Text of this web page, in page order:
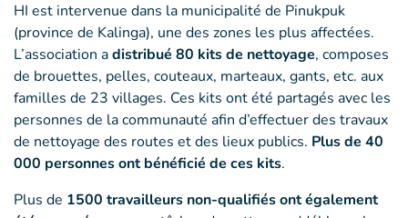
HI est intervenue dans la municipalité de Pinukpuk
(province de Kalinga), une des zones les plus affectées.
L’association adistribué 80 kits de nettoyage, composes
de brouettes, pelles, couteaux, marteaux, gants, etc. aux
familles de 23 villages. Ces kits ont été partagés avec les
personnes de la communauté afin d’effectuer des travaux
de nettoyage des routes et des lieux publics. Plus de 40
000 personnes ont bénéficié de ces kits.
Plus de 1500 travailleurs non-qualifiés ont également